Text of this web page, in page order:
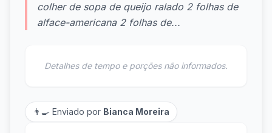
colher de sopa de queijo ralado 2 folhas de
alface-americana 2 folhas de...
Detalhes de tempo e porções não informados.
👨‍🍳 Enviado por Bianca Moreira